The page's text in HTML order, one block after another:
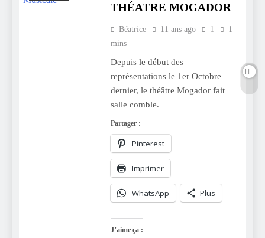
THÉATRE MOGADOR
Béatrice 11 ans ago 1
1
mins
Depuis le début des
représentations le 1er Octobre
dernier, le théâtre Mogador fait
salle comble.
Partager :
Pinterest
Imprimer
WhatsApp Plus
J’aime ça :